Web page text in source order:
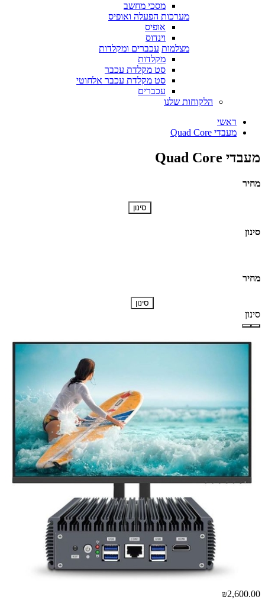
מסכי מחשב
מערכות הפעלה ואופיס
אופיס
וינדוס
מצלמות עכברים ומקלדות
מקלדות
סט מקלדת עכבר
סט מקלדת עכבר אלחוטי
עכברים
הלקוחות שלנו
ראשי
מעבדי Quad Core
מעבדי Quad Core
מחיר
סינון
סינון
מחיר
סינון
סינון
₪2,600.00